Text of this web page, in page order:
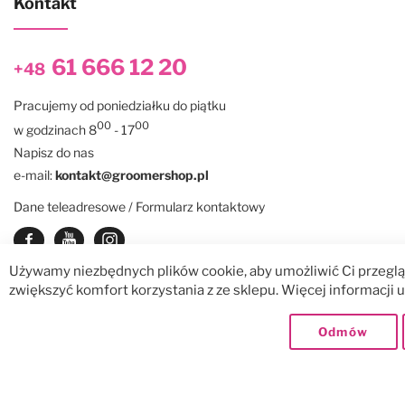
+48 61 666 12 20
Pracujemy od poniedziałku do piątku
w godzinach 800 - 1700
Napisz do nas
e-mail:kontakt@groomershop.pl
Dane teleadresowe / Formularz kontaktowy
Zobacz nasz Facebook
Zobacz nasz kanał Youtube
See our instagram
Używamy niezbędnych plików cookie, aby umożliwić Ci
zwiększyć komfort korzystania z ze sklepu. Więcej informacji
Odmów